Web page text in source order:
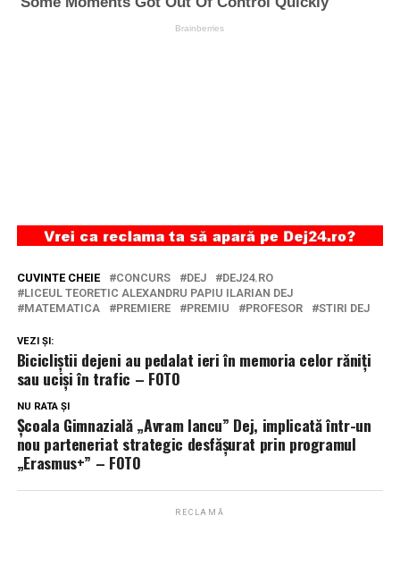
CUVINTE CHEIE CONCURS DEJ
DEJ24.RO
LICEUL TEORETIC ALEXANDRU PAPIU ILARIAN DEJ
MATEMATICA
PREMIERE PREMIU PROFESOR STIRI DEJ
VEZI ȘI:
Bicicliștii dejeni au pedalat ieri în memoria celor răniți
sau uciși în trafic – FOTO
NU RATA ȘI
Școala Gimnazială „Avram Iancu” Dej, implicată într-un
nou parteneriat strategic desfășurat prin programul
„Erasmus+” – FOTO
RECLAMĂ